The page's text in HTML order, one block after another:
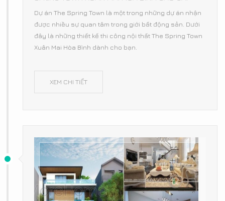
Dự án The Spring Town là một trong những dự án nhận
được nhiều sự quan tâm trong giới bất động sản. Dưới
đây là những thiết kế thi công nội thất The Spring Town
Xuân Mai Hòa Bình dành cho bạn.
XEM CHI TIẾT